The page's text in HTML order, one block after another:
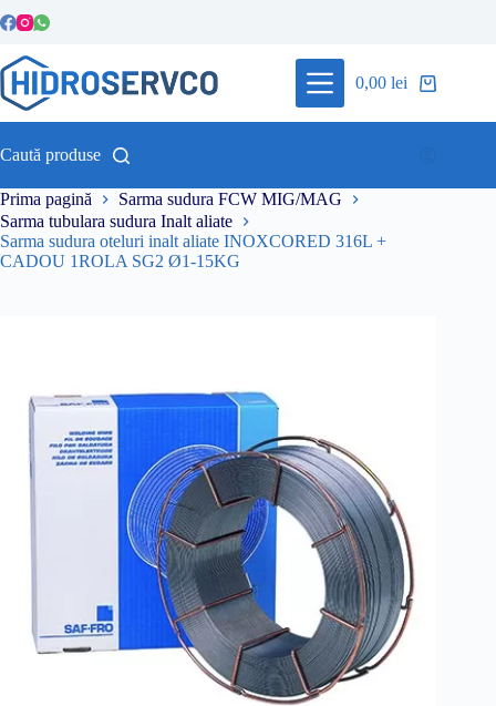
la
Coș
0,00lei
Caută produse
Prima pagină
Sarma sudura FCW MIG/MAG
Sarma tubulara sudura Inalt aliate
Sarma sudura oteluri inalt aliate INOXCORED 316L +
CADOU 1ROLA SG2 Ø1-15KG